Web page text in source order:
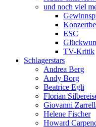
und noch viel
ESC
TV-Kritik
Schlagerstars
Andrea Berg
Andy Borg
Beatrice Egli
Florian
Giovanni
Helene Fischer
Howard